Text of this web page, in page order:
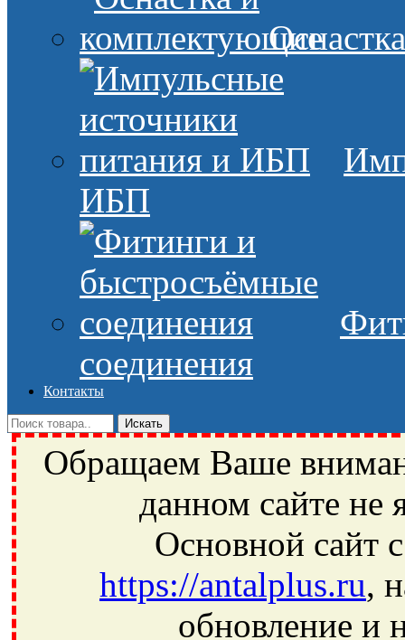
ИБП
соединения
Контакты
Обращаем Ваше
данном сайте не
Основной сайт
https://antalplus.ru,
обновление и